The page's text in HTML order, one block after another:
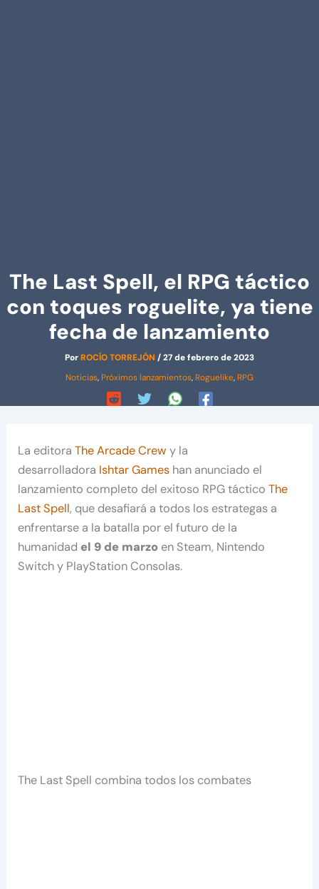
The Last Spell, el RPG táctico
con toques roguelite, ya tiene
fecha de lanzamiento
PorROCÍO TORREJÓN /27 de febrero de 2023
Noticias, Próximos lanzamientos, Roguelike, RPG
La editoraThe Arcade Crew y la
desarrolladora Ishtar Games han anunciado el
lanzamiento completo del exitoso RPG tácticoThe
Last Spell, que desafiará a todos los estrategas a
enfrentarse a la batalla por el futuro de la
humanidad el 9 de marzo en Steam, Nintendo
Switch y PlayStation Consolas.
The Last Spell combina todos los combates